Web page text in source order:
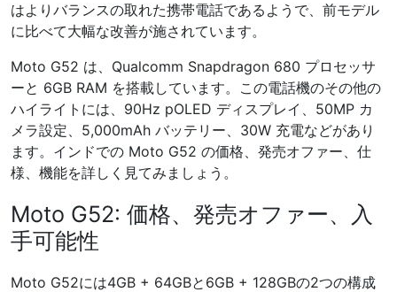
はよりバランスの取れた携帯電話であるようで、前モデル
に比べて大幅な改善が施されています。
Moto G52 は、Qualcomm Snapdragon 680 プロセッサ
ーと 6GB RAM を搭載しています。この電話機のその他の
ハイライトには、90Hz pOLED ディスプレイ、50MP カ
メラ設定、5,000mAh バッテリー、30W 充電などがあり
ます。インドでの Moto G52 の価格、発売オファー、仕
様、機能を詳しく見てみましょう。
Moto G52: 価格、発売オファー、入
手可能性
Moto G52には4GB + 64GBと6GB + 128GBの2つの構成